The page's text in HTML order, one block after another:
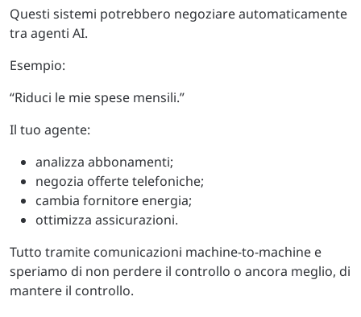
Questi sistemi potrebbero negoziare automaticamente
tra agenti AI.
Esempio:
“Riduci le mie spese mensili.”
Il tuo agente:
analizza abbonamenti;
negozia offerte telefoniche;
cambia fornitore energia;
ottimizza assicurazioni.
Tutto tramite comunicazioni machine-to-machine e
speriamo di non perdere il controllo o ancora meglio, di
mantere il controllo.